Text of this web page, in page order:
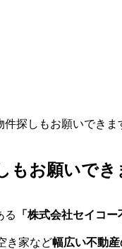
件探しもお願いできま
もお願いでき
る
「株式会社セイコ
き家など幅広い不動